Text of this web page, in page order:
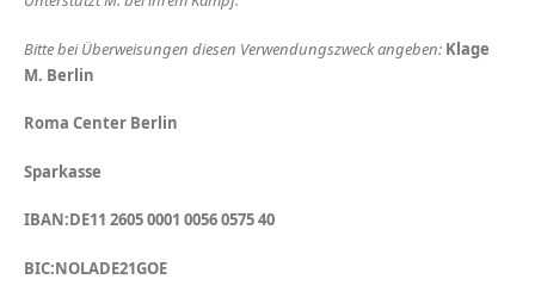
Bitte bei Überweisungen diesen Verwendungszweck angeben: Klage
M. Berlin
Roma Center Berlin
Sparkasse
IBAN:DE11 2605 0001 0056 0575 40
BIC:NOLADE21GOE